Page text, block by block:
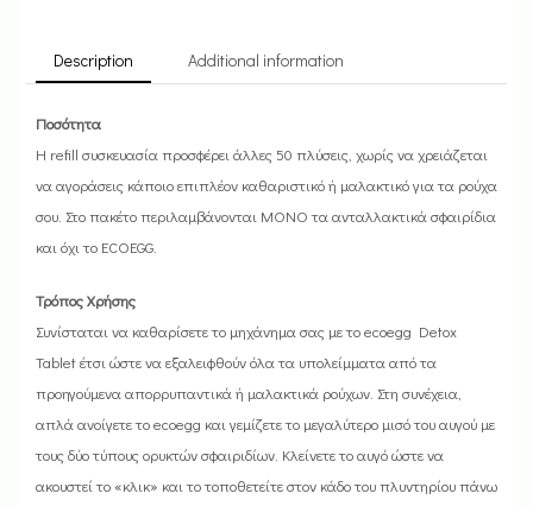
Description Additional information
Ποσότητα
Η refill συσκευασία προσφέρει άλλες 50 πλύσεις, χωρίς να χρειάζεται
να αγοράσεις κάποιο επιπλέον καθαριστικό ή μαλακτικό για τα ρούχα
σου. Στο πακέτο περιλαμβάνονται ΜΟΝΟ τα ανταλλακτικά σφαιρίδια
και όχι το ECOEGG.
Τρόπος Χρήσης
Συνίσταται να καθαρίσετε το μηχάνημα σας με το ecoegg Detox
Tablet έτσι ώστε να εξαλειφθούν όλα τα υπολείμματα από τα
προηγούμενα απορρυπαντικά ή μαλακτικά ρούχων. Στη συνέχεια,
απλά ανοίγετε το ecoegg και γεμίζετε το μεγαλύτερο μισό του αυγού με
τους δύο τύπους ορυκτών σφαιριδίων. Κλείνετε το αυγό ώστε να
ακουστεί το «κλικ» και το τοποθετείτε στον κάδο του πλυντηρίου πάνω